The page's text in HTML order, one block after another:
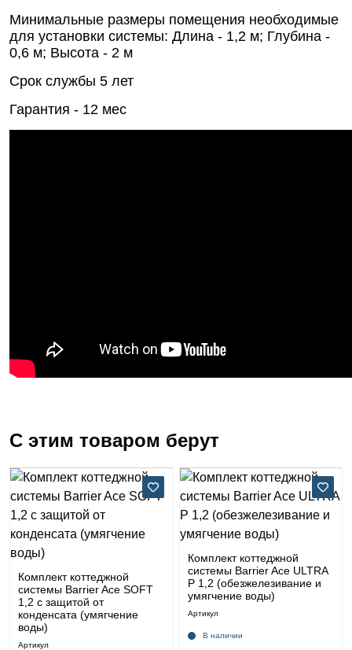
Минимальные размеры помещения необходимые
для установки системы: Длина - 1,2 м; Глубина -
0,6 м; Высота - 2 м
Срок службы 5 лет
Гарантия - 12 мес
С этим товаром берут
Комплект коттеджной
системы Barrier Ace SOFT
1,2 с защитой от
конденсата (умягчение
воды)
Артикул
Комплект коттеджной
системы Barrier Ace ULTRA
P 1,2 (обезжелезивание и
умягчение воды)
Артикул
В наличии